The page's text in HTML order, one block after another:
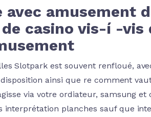
amusement
casino vis-í -vis
Slotpark est souvent renfloué,
ainsi que re comment
via votre ordiateur, samsung et
interprétation planches sauf que